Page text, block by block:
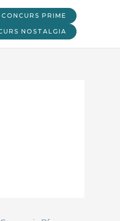
CONCURS PRIME
NOSTALGIA